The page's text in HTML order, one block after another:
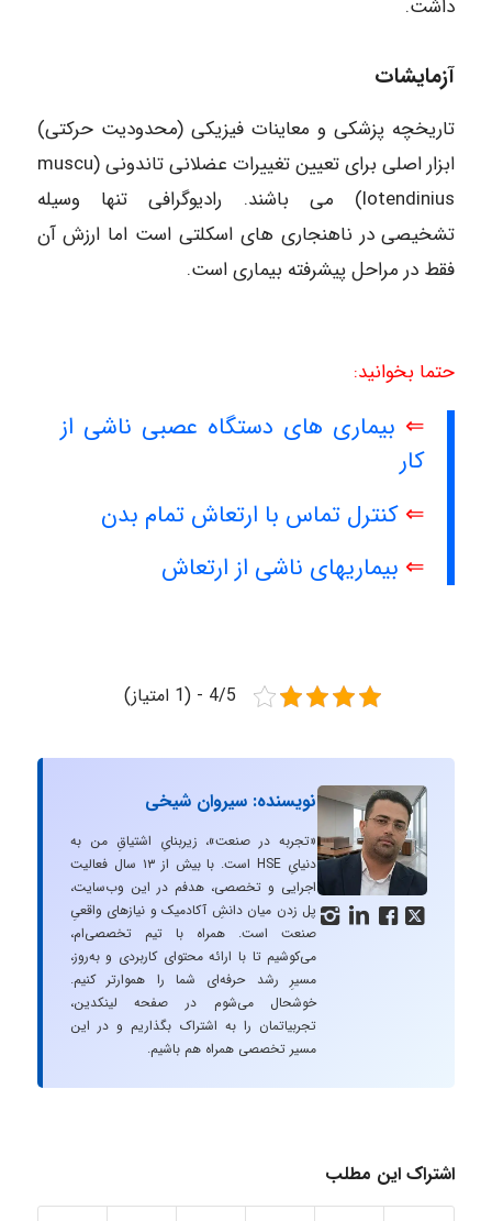
داشت.
آزمایشات
تاریخچه پزشکی و معاینات فیزیکی (محدودیت حرکتی)
ابزار اصلی برای تعیین تغییرات عضلانی تاندونی (muscu
lotendinius) می باشند. رادیوگرافی تنها وسیله
تشخیصی در ناهنجاری های اسکلتی است اما ارزش آن
فقط در مراحل پیشرفته بیماری است.
حتما بخوانید:
⇐ بیماری های دستگاه عصبی ناشی از
کار
⇐ کنترل تماس با ارتعاش تمام بدن
⇐ بیماریهای ناشی از ارتعاش
4/5 - (1 امتیاز)
   
نویسنده: سیروان شیخی
«تجربه در صنعت»، زیربنایِ اشتیاقِ من به
دنیایِ HSE است. با بیش از ۱۳ سال فعالیت
اجرایی و تخصصی، هدفم در این وب‌سایت،
پل زدن میان دانشِ آکادمیک و نیازهای واقعیِ
صنعت است. همراه با تیم تخصصی‌ام،
می‌کوشیم تا با ارائه محتوای کاربردی و به‌روز،
مسیرِ رشد حرفه‌ای شما را هموارتر کنیم.
خوشحال می‌شوم در صفحه لینکدین،
تجربیاتمان را به اشتراک بگذاریم و در این
مسیر تخصصی همراه هم باشیم.
اشتراک این مطلب